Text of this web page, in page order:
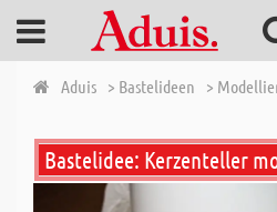
Aduis > Bastelideen >
Bastelidee: Kerzenteller